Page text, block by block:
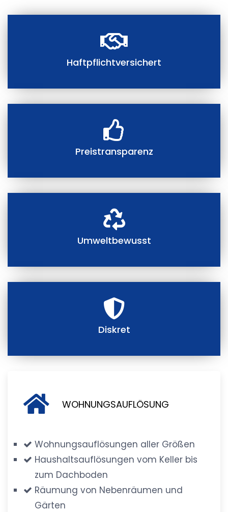
Haftpflichtversichert
Preistransparenz
Umweltbewusst
Diskret
WOHNUNGSAUFLÖSUNG
Wohnungsauflösungen aller Größen
Haushaltsauflösungen vom Keller bis
zum Dachboden
Räumung von Nebenräumen und
Gärten